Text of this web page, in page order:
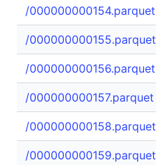
/000000000154.parquet
/000000000155.parquet
/000000000156.parquet
/000000000157.parquet
/000000000158.parquet
/000000000159.parquet